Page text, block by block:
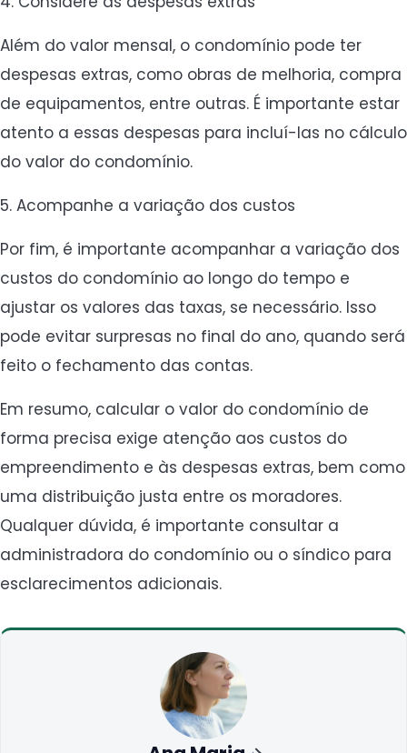
Além do valor mensal, o condomínio pode ter
despesas extras, como obras de melhoria, compra
de equipamentos, entre outras. É importante estar
atento a essas despesas para incluí-las no cálculo
do valor do condomínio.
5. Acompanhe a variação dos custos
Por fim, é importante acompanhar a variação dos
custos do condomínio ao longo do tempo e
ajustar os valores das taxas, se necessário. Isso
pode evitar surpresas no final do ano, quando será
feito o fechamento das contas.
Em resumo, calcular o valor do condomínio de
forma precisa exige atenção aos custos do
empreendimento e às despesas extras, bem como
uma distribuição justa entre os moradores.
Qualquer dúvida, é importante consultar a
administradora do condomínio ou o síndico para
esclarecimentos adicionais.